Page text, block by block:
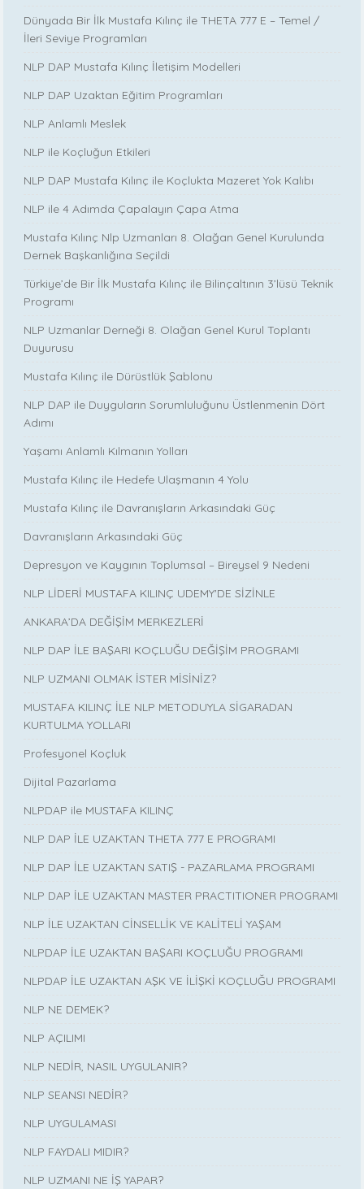
Dünyada Bir İlk Mustafa Kılınç ile THETA 777 E – Temel /
İleri Seviye Programları
NLP DAP Mustafa Kılınç İletişim Modelleri
NLP DAP Uzaktan Eğitim Programları
NLP Anlamlı Meslek
NLP ile Koçluğun Etkileri
NLP DAP Mustafa Kılınç ile Koçlukta Mazeret Yok Kalıbı
NLP ile 4 Adımda Çapalayın Çapa Atma
Mustafa Kılınç Nlp Uzmanları 8. Olağan Genel Kurulunda
Dernek Başkanlığına Seçildi
Türkiye’de Bir İlk Mustafa Kılınç ile Bilinçaltının 3’lüsü Teknik
Programı
NLP Uzmanlar Derneği 8. Olağan Genel Kurul Toplantı
Duyurusu
Mustafa Kılınç ile Dürüstlük Şablonu
NLP DAP ile Duyguların Sorumluluğunu Üstlenmenin Dört
Adımı
Yaşamı Anlamlı Kılmanın Yolları
Mustafa Kılınç ile Hedefe Ulaşmanın 4 Yolu
Mustafa Kılınç ile Davranışların Arkasındaki Güç
Davranışların Arkasındaki Güç
Depresyon ve Kaygının Toplumsal – Bireysel 9 Nedeni
NLP LİDERİ MUSTAFA KILINÇ UDEMY'DE SİZİNLE
ANKARA’DA DEĞİŞİM MERKEZLERİ
NLP DAP İLE BAŞARI KOÇLUĞU DEĞİŞİM PROGRAMI
NLP UZMANI OLMAK İSTER MİSİNİZ?
MUSTAFA KILINÇ İLE NLP METODUYLA SİGARADAN
KURTULMA YOLLARI
Profesyonel Koçluk
Dijital Pazarlama
NLPDAP ile MUSTAFA KILINÇ
NLP DAP İLE UZAKTAN THETA 777 E PROGRAMI
NLP DAP İLE UZAKTAN SATIŞ - PAZARLAMA PROGRAMI
NLP DAP İLE UZAKTAN MASTER PRACTITIONER PROGRAMI
NLP İLE UZAKTAN CİNSELLİK VE KALİTELİ YAŞAM
NLPDAP İLE UZAKTAN BAŞARI KOÇLUĞU PROGRAMI
NLPDAP İLE UZAKTAN AŞK VE İLİŞKİ KOÇLUĞU PROGRAMI
NLP NE DEMEK?
NLP AÇILIMI
NLP NEDİR, NASIL UYGULANIR?
NLP SEANSI NEDİR?
NLP UYGULAMASI
NLP FAYDALI MIDIR?
NLP UZMANI NE İŞ YAPAR?